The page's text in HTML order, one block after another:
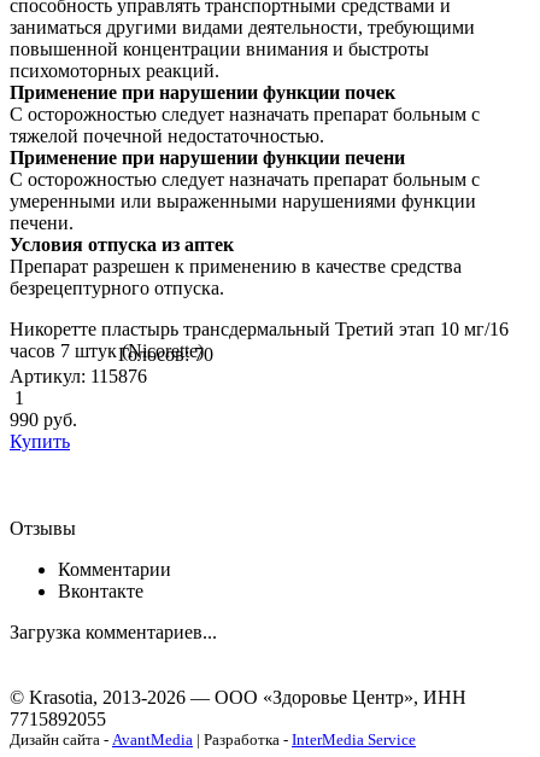
способность управлять транспортными средствами и
заниматься другими видами деятельности, требующими
повышенной концентрации внимания и быстроты
психомоторных реакций.
Применение при нарушении функции почек
С осторожностью следует назначать препарат больным с
тяжелой почечной недостаточностью.
Применение при нарушении функции печени
С осторожностью следует назначать препарат больным с
умеренными или выраженными нарушениями функции
печени.
Условия отпуска из аптек
Препарат разрешен к применению в качестве средства
безрецептурного отпуска.
Никоретте пластырь трансдермальный Третий этап 10 мг/16
часов 7 штук (Nicorette)
Голосов: 70
Артикул: 115876
1
990 руб.
Купить
Отзывы
Комментарии
Вконтакте
Загрузка комментариев...
© Krasotia, 2013-2026 — ООО «Здоровье Центр», ИНН
7715892055
Дизайн сайта - AvantMedia | Разработка - InterMedia Service